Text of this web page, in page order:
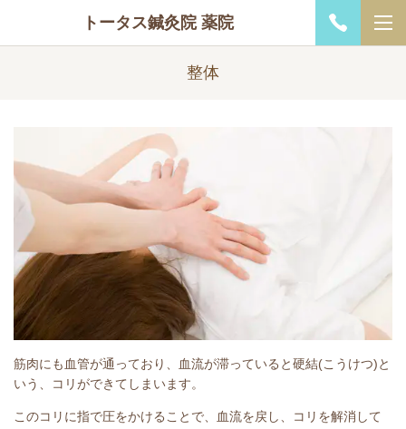
トータス鍼灸院 薬院
整体
筋肉にも血管が通っており、血流が滞っていると硬結(こうけつ)と
いう、コリができてしまいます。
このコリに指で圧をかけることで、血流を戻し、コリを解消して